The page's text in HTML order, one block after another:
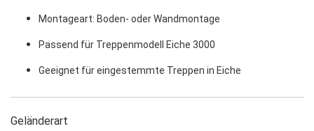
Montageart: Boden- oder Wandmontage
Passend für Treppenmodell Eiche 3000
Geeignet für eingestemmte Treppen in Eiche
Geländerart